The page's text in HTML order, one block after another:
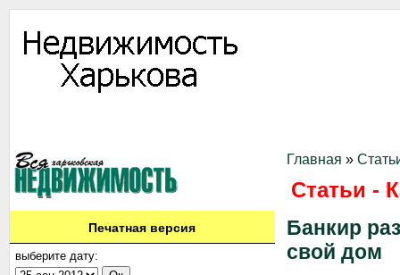
Печатная версия
выберите дату:
Главная »
Статьи -
Банкир
свой дом